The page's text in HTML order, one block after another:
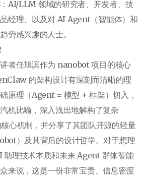
：AI/LLM 领域的研究者、开发者、技
经理、以及对 AI Agent（智能体）和
势感兴趣的人士。
讲者任旭滨作为 nanobot 项目的核心
的架构设计有深刻而清晰的理
原理（Agent = 模型 + 框架）切入，
机比喻，深入浅出地解构了复杂
心机制，并分享了其团队开源的轻量
）及其背后的设计哲学。对于想理
助理技术本质和未来 Agent 群体智能
来说，这是一份非常宝贵、信息密度